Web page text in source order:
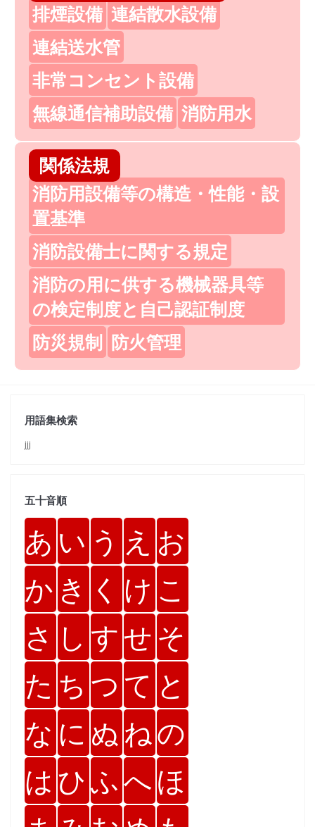
排煙設備 連結散水設備
連結送水管
非常コンセント設備
無線通信補助設備 消防用水
関係法規
消防用設備等の構造・性能・設
置基準
消防設備士に関する規定
消防の用に供する機械器具等
の検定制度と自己認証制度
防災規制 防火管理
用語集検索
jjj
五十音順
あ い う え お
か き く け こ
さ し すせ そ
た ち つ て と
な に ぬ ねの
は ひふへほ